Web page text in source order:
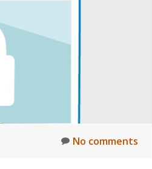
No comments